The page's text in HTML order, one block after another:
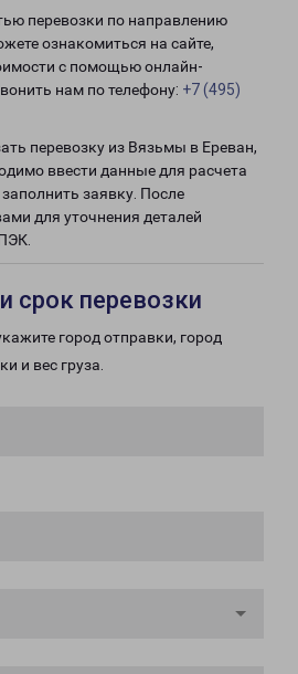
перевозки по направлению
ознакомиться на сайте,
с помощью онлайн-
нам по телефону: +7 (495)
перевозку из Вязьмы в Ереван,
ввести данные для расчета
заявку. После
для уточнения деталей
срок перевозки
город отправки, город
и вес груза.